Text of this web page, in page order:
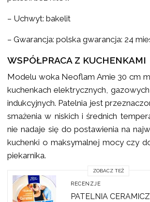
– Uchwyt: bakelit
– Gwarancja: polska gwarancja: 24
WSPÓŁPRACA Z KUCHENKAMI
Modelu woka Neoflam Amie 30 cm
kuchenkach elektrycznych,
indukcyjnych. Patelnia jest
smażenia w niskich i średnich
nie nadaje się do postawienia na
kuchenki o maksymalnej mocy czy
piekarnika.
ZOBACZ TEŻ
RECENZJE
PATELNIA